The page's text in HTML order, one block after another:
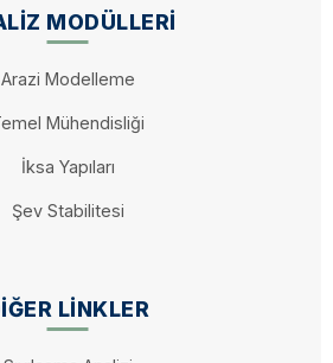
MODÜLLERI
Arazi Modelleme
Mühendisliği
İksa Yapıları
Şev Stabilitesi
LINKLER